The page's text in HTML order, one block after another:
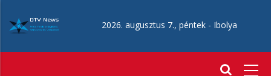
tartalomra
2026. augusztus 7., péntek - Ibolya